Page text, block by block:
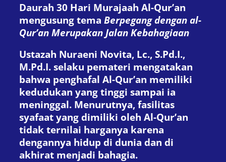
Daurah 30 Hari Murajaah Al-Qur’an
mengusung tema Berpegang dengan al-
Qur’an Merupakan Jalan Kebahagiaan
Ustazah Nuraeni Novita, Lc., S.Pd.I.,
M.Pd.I. selaku pemateri mengatakan
bahwa penghafal Al-Qur’an memiliki
kedudukan yang tinggi sampai ia
meninggal. Menurutnya, fasilitas
syafaat yang dimiliki oleh Al-Qur’an
tidak ternilai harganya karena
dengannya hidup di dunia dan di
akhirat menjadi bahagia.